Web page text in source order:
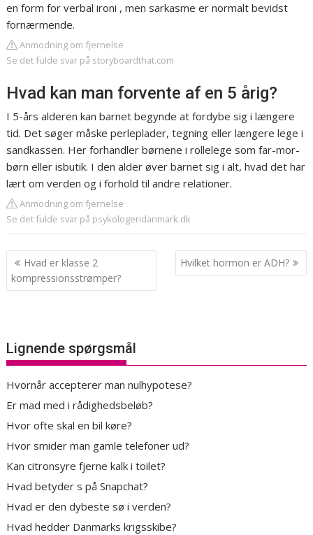
en form for verbal ironi , men sarkasme er normalt bevidst
fornærmende.
Anmodning om fjernelse
Se det fulde svar på storyboardthat.com
Hvad kan man forvente af en 5 årig?
I 5-års alderen kan barnet begynde at fordybe sig i længere
tid. Det søger måske perleplader, tegning eller længere lege i
sandkassen. Her forhandler børnene i rollelege som far-mor-
børn eller isbutik. I den alder øver barnet sig i alt, hvad det har
lært om verden og i forhold til andre relationer.
Anmodning om fjernelse
Se det fulde svar på psykologeridanmark.dk
Indlægsnavigation
Hvad er klasse 2
kompressionsstrømper?
Hvilket hormon er ADH?
Lignende spørgsmål
Hvornår accepterer man nulhypotese?
Er mad med i rådighedsbeløb?
Hvor ofte skal en bil køre?
Hvor smider man gamle telefoner ud?
Kan citronsyre fjerne kalk i toilet?
Hvad betyder s på Snapchat?
Hvad er den dybeste sø i verden?
Hvad hedder Danmarks krigsskibe?